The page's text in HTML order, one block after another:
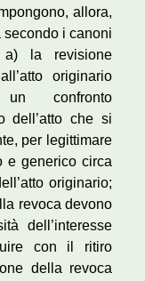
allora,
secondo i canoni
a) la revisione
originario
confronto
dell’atto che si
per legittimare
e generico circa
originario;
revoca devono
dell’interesse
con il ritiro
della revoca